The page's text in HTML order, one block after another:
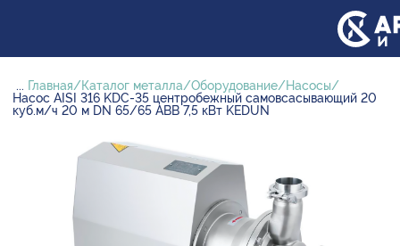
... Главная Каталог металла Оборудование
Насосы
Насос AISI 316 KDC-35 центробежный самовсасывающий 20
куб.м/ч 20 м DN 65/65 ABB 7,5 кВт KEDUN